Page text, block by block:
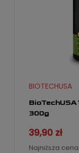
BioTechUSA
300g
BIOTECHUSA
39,90 zł
Najniższa cena: